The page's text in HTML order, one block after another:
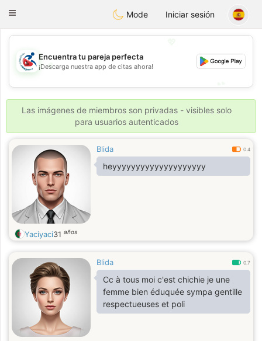
Handi Space
Toggle
Mode Iniciar sesión
💕
Encuentra tu pareja perfecta
¡Descarga nuestra app de citas ahora!
Las imágenes de miembros son privadas - visibles solo
para usuarios autenticados
Blida 0.4
heyyyyyyyyyyyyyyyyyyyy
Yaciyaci31 años
Blida 0.7
Cc à tous moi c'est chichie je une
femme bien éduquée sympa gentille
respectueuses et poli